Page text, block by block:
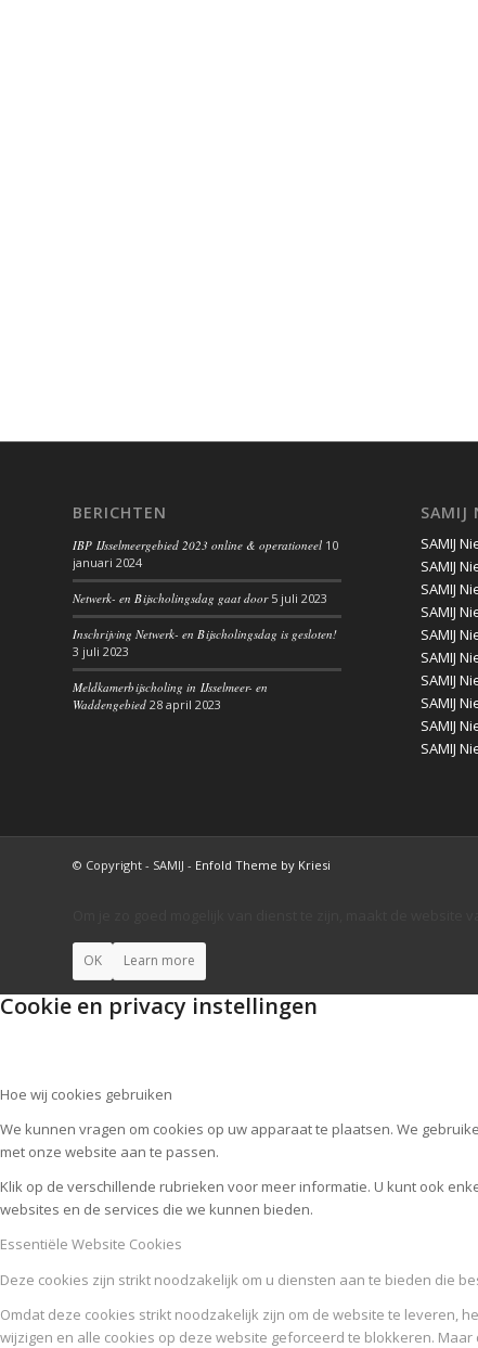
BERICHTEN
IBP IJsselmeergebied 2023 online & operationeel 10
januari 2024
Netwerk- en Bijscholingsdag gaat door 5 juli 2023
Inschrijving Netwerk- en Bijscholingsdag is gesloten!
3 juli 2023
Meldkamerbijscholing in IJsselmeer- en
Waddengebied 28 april 2023
SAMIJ
SAMIJ
SAMIJ
SAMIJ
SAMIJ
SAMIJ
SAMIJ
SAMIJ
SAMIJ
SAMIJ
SAMIJ
© Copyright - SAMIJ - Enfold Theme by Kriesi
OK Learn more
Cookie en privacy instellingen
Hoe wij cookies gebruiken
We kunnen vragen om cookies op uw apparaat te plaatsen. We
met onze website aan te passen.
Klik op de verschillende rubrieken voor meer informatie. U kunt ook
websites en de services die we kunnen bieden.
Essentiële Website Cookies
Deze cookies zijn strikt noodzakelijk om u diensten aan te bieden die
Omdat deze cookies strikt noodzakelijk zijn om de website te leveren,
wijzigen en alle cookies op deze website geforceerd te blokkeren.